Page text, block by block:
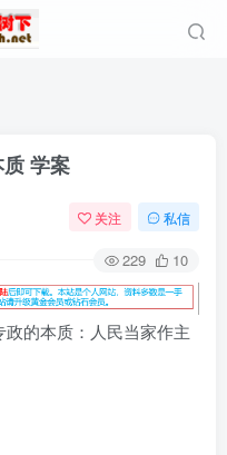
学案
关注 私信
229 10
的本质：人民当家作主